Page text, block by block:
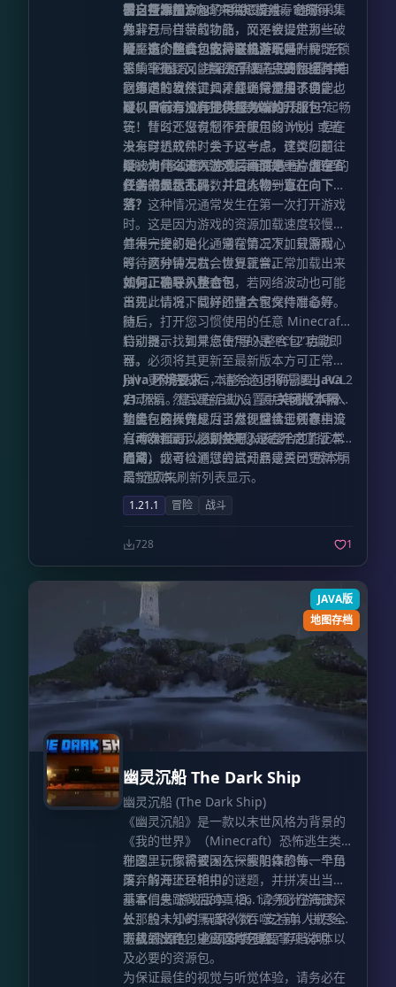
求，整合包添加了“手袋”模组。它既可以
像背包一样装载物品，又不会提供那些破
坏平衡的超模功能。这难道不是一种既不
影响平衡，又能解决存储痛点的两全其美
之策吗？当然，如果您坚持觉得不便，也
可以自行添加其他背包 Mod。
砌这些超模 Mod 来缩短游戏寿命的行
为。
需自行添加）
答：在本整合包的早期设定中，连锁采集
并非开局自带的功能，而是被设定为一种
附魔书。因此，你需要先获取并附魔“连锁
采集”的魔咒，并且还需要在控制设置中自
行绑定触发按键，才能正常使用该功能。
疑：这个整合包支持联机游玩吗？
答：毫无疑问，当然可以。只要您拥有内
网穿透的软件工具，并确保添加了自定义
联机 Mod，就可以与离线的朋友们一起畅
玩！什么？您说您不会使用该 Mod 或者
没有穿透软件？关于这一点，建议您前往
Bilibili 等视频平台搜索相关教程，那里的
教学视频数不胜数，定能帮到您。
疑：目前有没有提供服务端的开服包？
答：暂时还没有制作开服包的计划，但在
未来时机成熟时会予以考虑。这类问题已
经被询问过无数次了，目前的重心仍在客
户端的优化上。
疑：为什么进入游戏后画面是一片虚空？
任务书显示乱码，并且人物一直在向下掉
落？
答：这种情况通常发生在第一次打开游戏
时。这是因为游戏的资源加载速度较慢，
并未完全初始化。通常情况下，只需耐心
等待两分钟左右，世界就会正常加载出来
就好。在联机状态下，若网络波动也可能
出现此情况，同样还请大家保持耐心等
待！
值得一提的是，通常在第二次加载游戏
时，这种情况就会恢复正常。
如何正确导入整合包
首先，请将下载好的整合包文件准备好。
随后，打开您习惯使用的任意 Minecraft
启动器，找到并点击“导入整合包”功能即
可。
特别提示：如果您使用的是 PCL2 启动
器，必须将其更新至最新版本方可正常识
别！更新完成后，请务必记得先退出 PCL2
启动器，然后重新进入，最后再执行导入
整合包的操作！（当然，理论上任意主流
启动器都可以搜到并导入该整合包）。
Java 环境要求：本整合包明确需要Java
21环境。建议在启动设置中关闭版本隔离
功能，这样做是为了方便后续迁移存档！
（再次强调，必须使用 Java 21 才能正常
启动）。
如果在导入完成后，发现整合包列表中没
有 Mod 显示，请检查您是否开启了版本
隔离，或者检测您的启动器是否已更新为
最新版本。
通常，你可以通过尝试开启或关闭“版本隔
离”选项来刷新列表显示。
1.21.1 冒险 战斗
728 1
JAVA版
地图存档
幽灵沉船 The Dark Ship
幽灵沉船 (The Dark Ship)
《幽灵沉船》是一款以末世风格为背景的
《我的世界》（Minecraft）恐怖逃生类
地图。玩家将被困在一艘阴森恐怖、早已
废弃的海上巨轮中。
在这里，你需要深入探索船体的每一个角
落，解开环环相扣的谜题，并拼凑出当年
乘客们失踪背后的真相。请务必在海底深
处那股未知的黑暗将你吞噬之前，拼尽全
力找到出路，逃离这片死寂。
基本信息 游戏版本：26.1.2 预计游玩时
长：约 1 小时 玩家人数：支持单人或多人
联机 资源包：必须安装 重要事项说明
下载的文件包中已同时包含了存档本体以
及必要的资源包。
为保证最佳的视觉与听觉体验，请务必在